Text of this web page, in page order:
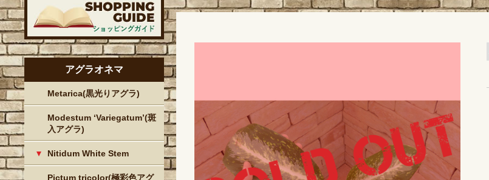
アグラオネマ
Metarica(黒光りアグラ)
Modestum ‘Variegatum’(斑
入アグラ)
Nitidum White Stem
Pictum tricolor(極彩色アグ